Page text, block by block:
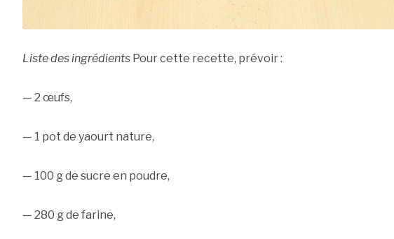
Liste des ingrédientsPour cette recette, prévoir :
— 2 œufs,
— 1 pot de yaourt nature,
— 100 g de sucre en poudre,
— 280 g de farine,